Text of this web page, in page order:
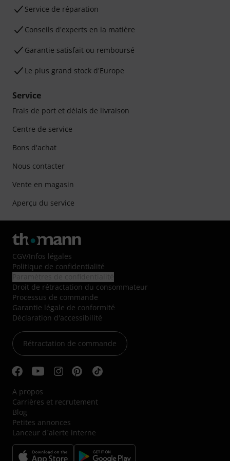
Service de réparation
Conseils d'experts en la matière
Garantie satisfait ou remboursé
Le plus grand stock d'Europe
Service
Frais de port et délais de livraison
Centre de service
Bons d'achat
Nous contacter
Vente en magasin
Aperçu du service
CGV/Infos légales
Politique de confidentialité
Droit de rétractation du consommateur
Processus de commande
Garantie légale de conformité
Déclaration d'accessibilité
Rétractation de commande
A propos
Carrières et recrutement
Blog
Petites annonces
Lanceur d´alerte interne